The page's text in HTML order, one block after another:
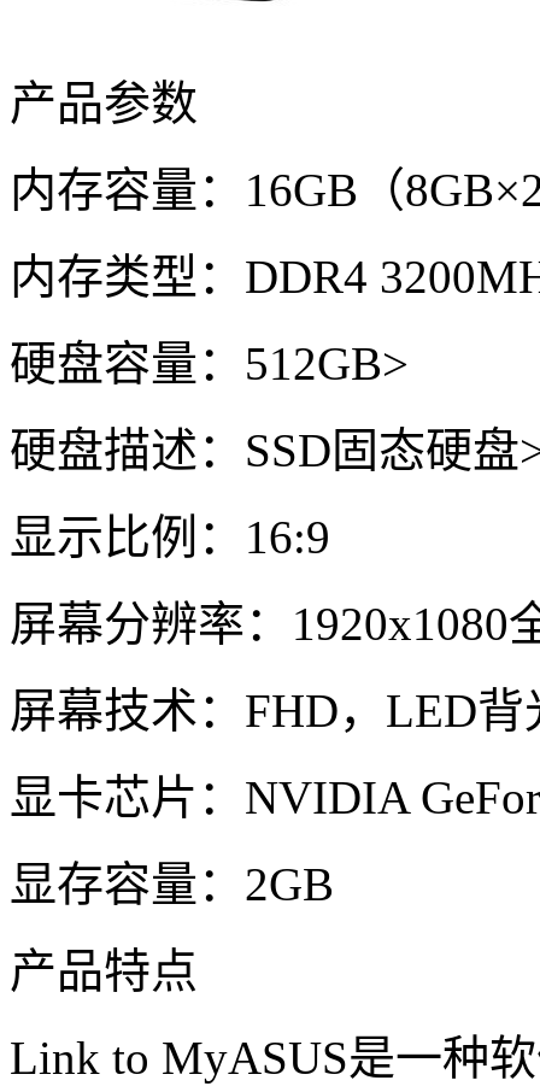
产品参数
内存容量：16GB（
内存类型：DDR4
硬盘容量：512GB>
硬盘描述：SSD固态硬盘
显示比例：16:9
屏幕分辨率：1920x1080
屏幕技术：FHD，LED背
显卡芯片：NVIDIA
显存容量：2GB
产品特点
Link to MyASUS是一种